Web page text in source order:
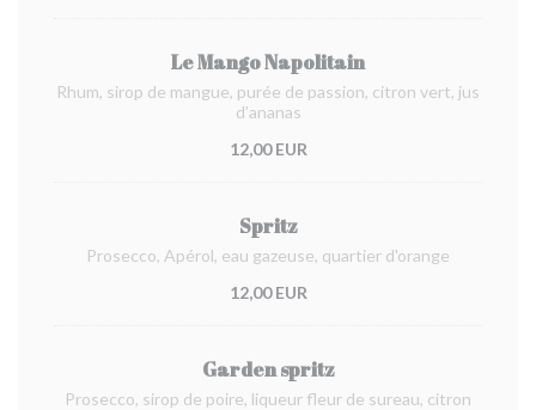
Le Mango Napolitain
Rhum, sirop de mangue, purée de passion, citron vert, jus
d’ananas
12,00 EUR
Spritz
Prosecco, Apérol, eau gazeuse, quartier d'orange
12,00 EUR
Garden spritz
Prosecco, sirop de poire, liqueur fleur de sureau, citron